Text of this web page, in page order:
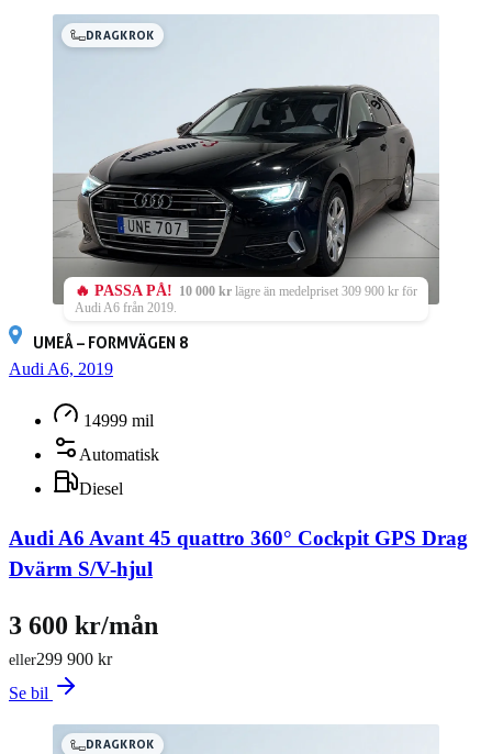
DRAGKROK
🔥 PASSA PÅ! 10 000 kr lägre än medelpriset 309 900 kr för
Audi A6 från 2019.
UMEÅ – FORMVÄGEN 8
Audi A6, 2019
14999 mil
Automatisk
Diesel
Audi A6 Avant 45 quattro 360° Cockpit GPS Drag
Dvärm S/V-hjul
299 900 kr
eller
3 600 kr/mån
Se bil
DRAGKROK